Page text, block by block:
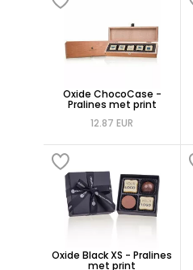
Oxide ChocoCase -
Pralines met print
12.87 EUR
Oxide Black XS - Pralines
met print